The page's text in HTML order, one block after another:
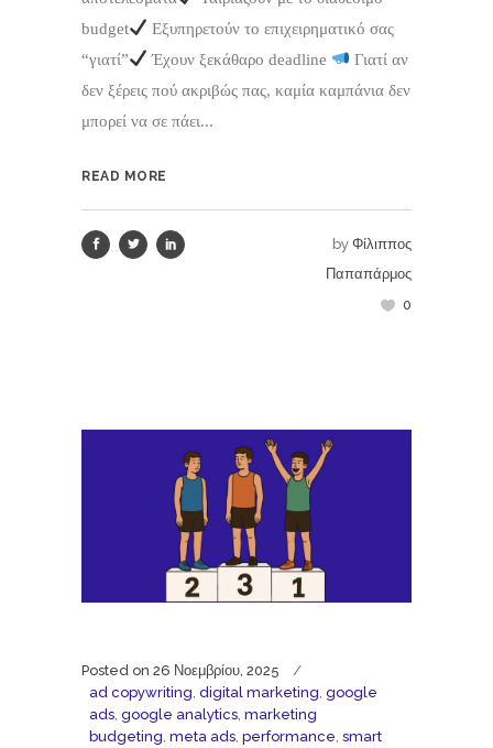
budget
Εξυπηρετούν το επιχειρηματικό σας
“γιατί”
Έχουν ξεκάθαρο deadline
Γιατί αν
δεν ξέρεις πού ακριβώς πας, καμία καμπάνια δεν
μπορεί να σε πάει...
READ MORE
by Φίλιππος
Παπαπάρμος
0
Posted on 26 Νοεμβρίου, 2025
ad copywriting digital marketing google
ads google analytics marketing
budgeting meta ads performance smart